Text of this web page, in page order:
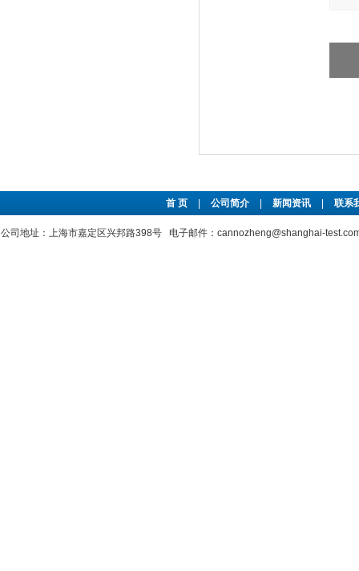
首 页 公司简介 新闻资讯 联系
公司地址：上海市嘉定区兴邦路398号 电子邮件：cannozheng@shanghai-